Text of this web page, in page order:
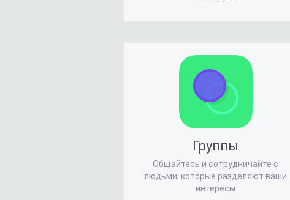
Группы
Общайтесь и сотрудничайте с
людьми, которые разделяют ваши
интересы